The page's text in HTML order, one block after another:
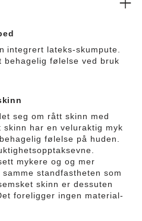
integrert lateks-skumpute.
følelse ved bruk
seg om rått skinn med
har en veluraktig myk
følelse på huden.
mykere og og mer
standfastheten som
skinn er dessuten
foreligger ingen material-